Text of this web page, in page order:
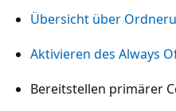
Übersicht über
Aktivieren des Always
Bereitstellen primärer